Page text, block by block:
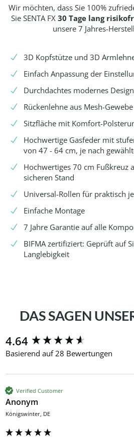
Wir möchten, dass Sie 100%
Sie SENTA FX 30 Tage lang
unsere 7 Jahres-
3D Kopfstütze und 3D
Einfach Anpassung der
Durchdachtes modernes Design
Rückenlehne aus Mesh-Gewebe
Sitzfläche mit Komfort-
Hochwertige Gasfeder mit
von 47 - 64 cm, je nach
Hochwertiges 70 cm Fußkreuz
sicheren Stand
Universal-Rollen für praktisch
Einfache Montage
7 Jahre Garantie auf alle
BIFMA zertifiziert: Geprüft auf
Langlebigkeit
DAS SAGEN
4.64
Basierend auf 28 Bewertungen
Verified Customer
Anonym
Königswinter, DE
New content loaded